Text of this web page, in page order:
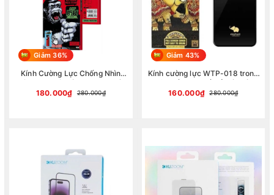
Giảm 36%
Kính Cường Lực Chống Nhìn
Trộm 360 Độ Có Khung Tự Dán
KinhKong WTP-058 Thương
180.000₫ 280.000₫
Giảm 43%
Kính cường lực WTP-018 trong
6D full viền cho tất cả các dòng
điện thoại thương hiệu WEKOME
160.000₫ 280.000₫